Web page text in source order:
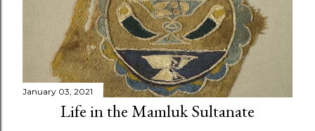
January 03, 2021
Life in the Mamluk Sultanate